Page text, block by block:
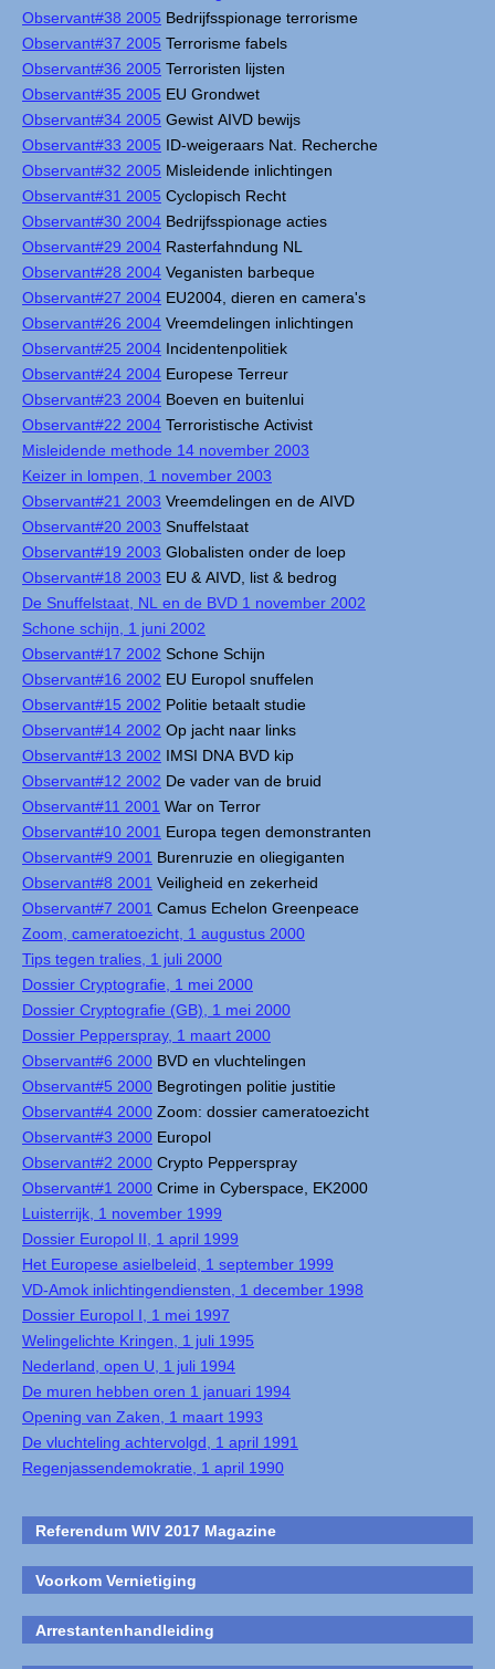
Observant#38 2005 Bedrijfsspionage terrorisme
Observant#37 2005 Terrorisme fabels
Observant#36 2005 Terroristen lijsten
Observant#35 2005 EU Grondwet
Observant#34 2005 Gewist AIVD bewijs
Observant#33 2005 ID-weigeraars Nat. Recherche
Observant#32 2005 Misleidende inlichtingen
Observant#31 2005 Cyclopisch Recht
Observant#30 2004 Bedrijfsspionage acties
Observant#29 2004 Rasterfahndung NL
Observant#28 2004 Veganisten barbeque
Observant#27 2004 EU2004, dieren en camera's
Observant#26 2004 Vreemdelingen inlichtingen
Observant#25 2004 Incidentenpolitiek
Observant#24 2004 Europese Terreur
Observant#23 2004 Boeven en buitenlui
Observant#22 2004 Terroristische Activist
Misleidende methode 14 november 2003
Keizer in lompen, 1 november 2003
Observant#21 2003 Vreemdelingen en de AIVD
Observant#20 2003 Snuffelstaat
Observant#19 2003 Globalisten onder de loep
Observant#18 2003 EU & AIVD, list & bedrog
De Snuffelstaat, NL en de BVD 1 november 2002
Schone schijn, 1 juni 2002
Observant#17 2002 Schone Schijn
Observant#16 2002 EU Europol snuffelen
Observant#15 2002 Politie betaalt studie
Observant#14 2002 Op jacht naar links
Observant#13 2002 IMSI DNA BVD kip
Observant#12 2002 De vader van de bruid
Observant#11 2001 War on Terror
Observant#10 2001 Europa tegen demonstranten
Observant#9 2001 Burenruzie en oliegiganten
Observant#8 2001 Veiligheid en zekerheid
Observant#7 2001 Camus Echelon Greenpeace
Zoom, cameratoezicht, 1 augustus 2000
Tips tegen tralies, 1 juli 2000
Dossier Cryptografie, 1 mei 2000
Dossier Cryptografie (GB), 1 mei 2000
Dossier Pepperspray, 1 maart 2000
Observant#6 2000 BVD en vluchtelingen
Observant#5 2000 Begrotingen politie justitie
Observant#4 2000 Zoom: dossier cameratoezicht
Observant#3 2000 Europol
Observant#2 2000 Crypto Pepperspray
Observant#1 2000 Crime in Cyberspace, EK2000
Luisterrijk, 1 november 1999
Dossier Europol II, 1 april 1999
Het Europese asielbeleid, 1 september 1999
VD-Amok inlichtingendiensten, 1 december 1998
Dossier Europol I, 1 mei 1997
Welingelichte Kringen, 1 juli 1995
Nederland, open U, 1 juli 1994
De muren hebben oren 1 januari 1994
Opening van Zaken, 1 maart 1993
De vluchteling achtervolgd, 1 april 1991
Regenjassendemokratie, 1 april 1990
Referendum WIV 2017 Magazine
Voorkom Vernietiging
Arrestantenhandleiding